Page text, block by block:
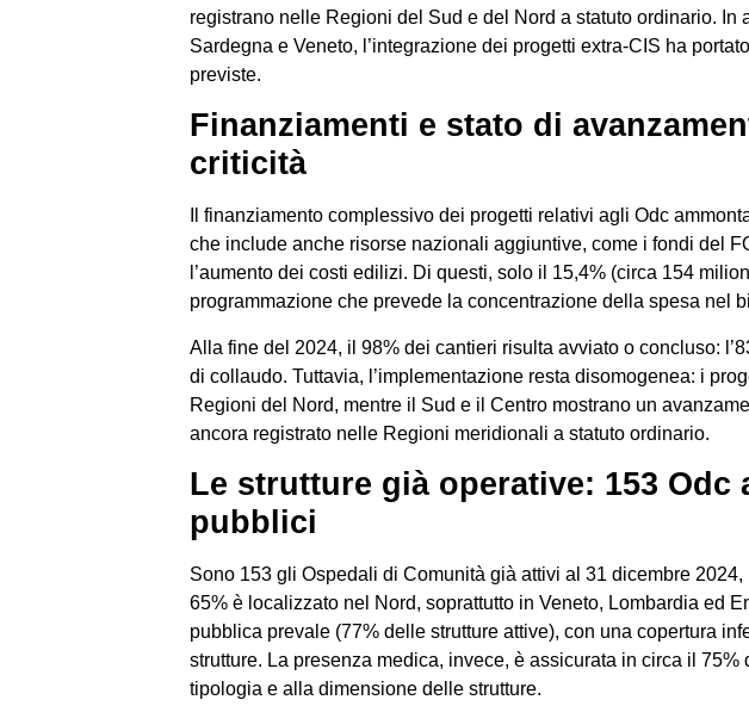
registrano nelle Regioni del Sud e del Nord a statuto ordinario. In
Sardegna e Veneto, l’integrazione dei progetti extra-CIS ha
previste.
Finanziamenti e stato di
criticità
Il finanziamento complessivo dei progetti relativi agli Odc
che include anche risorse nazionali aggiuntive, come i fondi del
l’aumento dei costi edilizi. Di questi, solo il 15,4% (circa 154
programmazione che prevede la concentrazione della spesa nel
Alla fine del 2024, il 98% dei cantieri risulta avviato o concluso:
di collaudo. Tuttavia, l’implementazione resta disomogenea: i
Regioni del Nord, mentre il Sud e il Centro mostrano un
ancora registrato nelle Regioni meridionali a statuto ordinario.
Le strutture già operative: 153 Odc
pubblici
Sono 153 gli Ospedali di Comunità già attivi al 31 dicembre 2024,
65% è localizzato nel Nord, soprattutto in Veneto, Lombardia ed
pubblica prevale (77% delle strutture attive), con una copertura
strutture. La presenza medica, invece, è assicurata in circa il
tipologia e alla dimensione delle strutture.